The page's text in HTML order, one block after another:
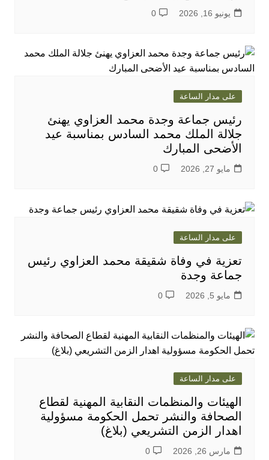
يونيو 16, 2026 0
على مدار الساعة
رئيس جماعة وجدة محمد العزاوي يهنئ
جلالة الملك محمد السادس بمناسبة عيد
الأضحى المبارك
مايو 27, 2026 0
على مدار الساعة
تعزية في وفاة شقيقة محمد العزاوي رئيس
جماعة وجدة
مايو 5, 2026 0
على مدار الساعة
الهيئات والمنظمات النقابية المهنية لقطاع
الصحافة والنشر تحمل الحكومة مسؤولية
اهدار الزمن التشريعي (بلاغ)
مارس 26, 2026 0